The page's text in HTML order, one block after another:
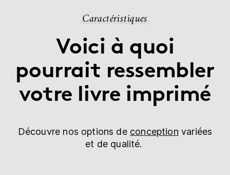
Caractéristiques
Voici à quoi
pourrait ressembler
votre livre imprimé
Découvre nos options de conception variées
et de qualité.